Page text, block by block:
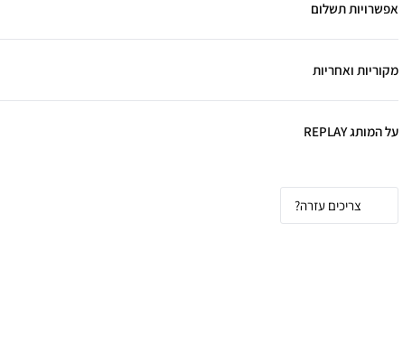
אפשרויות תשלום
מקוריות ואחריות
על המותג REPLAY
צריכים עזרה?